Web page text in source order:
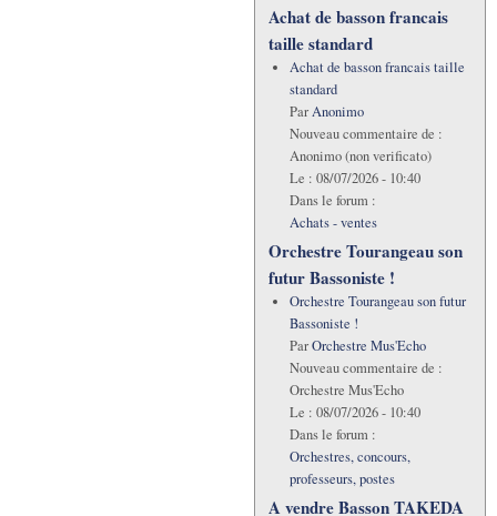
Achat de basson francais
taille standard
Achat de basson francais taille
standard
ParAnonimo
Nouveau commentaire de :
Anonimo (non verificato)
Le : 08/07/2026 - 10:40
Dans le forum :
Achats - ventes
Orchestre Tourangeau son
futur Bassoniste !
Orchestre Tourangeau son futur
Bassoniste !
ParOrchestre Mus'Echo
Nouveau commentaire de :
Orchestre Mus'Echo
Le : 08/07/2026 - 10:40
Dans le forum :
Orchestres, concours,
professeurs, postes
A vendre Basson TAKEDA